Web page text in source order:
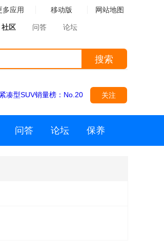
多应用 移动版 网站地图
社区 问答 论坛
搜索
紧凑型SUV销量榜： No.20 关注
问答 论坛 保养